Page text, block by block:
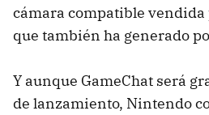
cámara compatible vendida
que también ha generado
Y aunque GameChat será
de lanzamiento, Nintendo